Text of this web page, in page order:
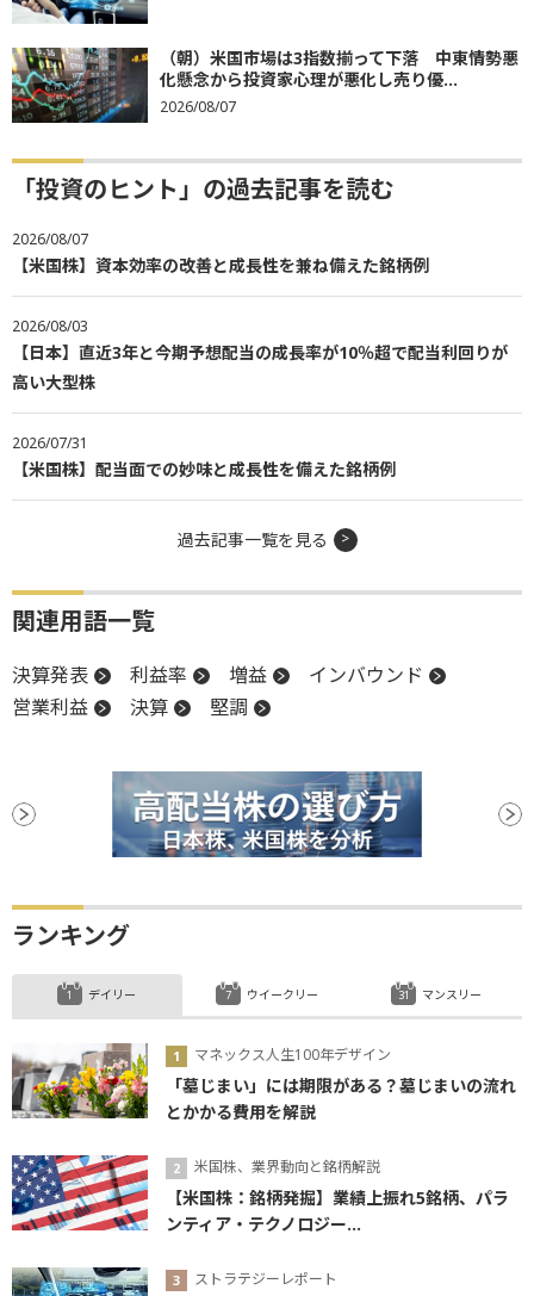
（朝）米国市場は3指数揃って下落 中東情勢悪
化懸念から投資家心理が悪化し売り優...
2026/08/07
「投資のヒント」の過去記事を読む
2026/08/07
【米国株】資本効率の改善と成長性を兼ね備えた銘柄例
2026/08/03
【日本】直近3年と今期予想配当の成長率が10％超で配当利回りが
高い大型株
2026/07/31
【米国株】配当面での妙味と成長性を備えた銘柄例
過去記事一覧を見る
関連用語一覧
決算発表 利益率 増益
インバウンド
営業利益
決算 堅調
ランキング
デイリー
マネックス人生100年デザイン
「墓じまい」には期限がある？墓じまいの流れ
とかかる費用を解説
米国株、業界動向と銘柄解説
【米国株：銘柄発掘】業績上振れ5銘柄、パラ
ンティア・テクノロジー...
ストラテジーレポート
ウイークリー マンスリー